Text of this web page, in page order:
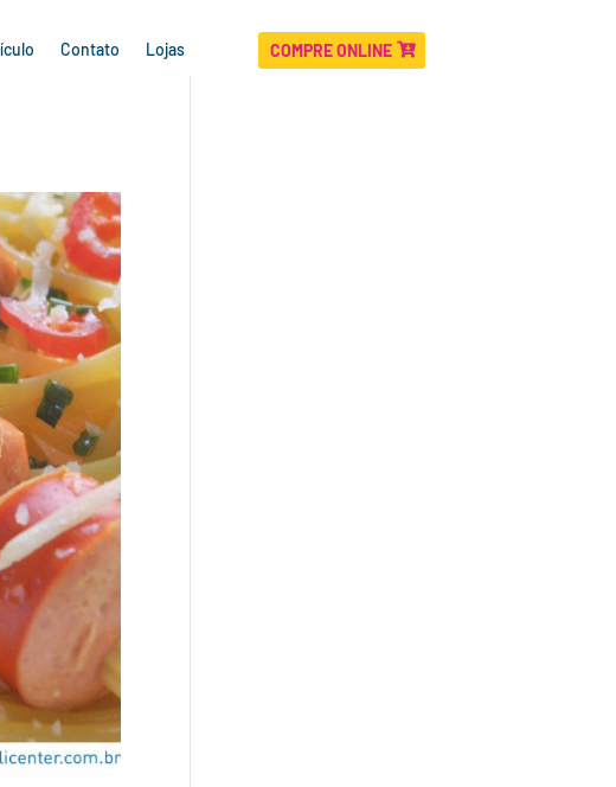
Contato Lojas COMPRE ONLINE